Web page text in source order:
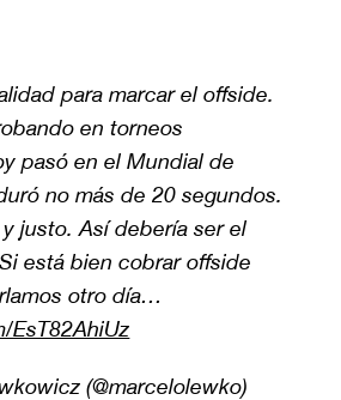
para marcar el offside.
en torneos
pasó en el Mundial de
no más de 20 segundos.
justo. Así debería ser el
está bien cobrar offside
otro día…
EsT82AhiUz
(@marcelolewko)